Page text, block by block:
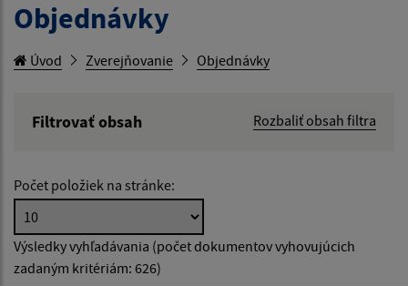
Objednávky
Úvod Zverejňovanie Objednávky
Filtrovať obsah
Rozbaliť obsah filtra
Hľadať v:
Typ dátumu:
Počet položiek na stránke:
Výsledky vyhľadávania (počet dokumentov vyhovujúcich
zadaným kritériám: 626)